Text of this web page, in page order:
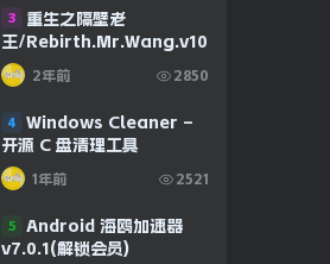
3
重生之隔壁老
王/Rebirth.Mr.Wang.v10032020
2年前 2850
4
Windows Cleaner –
开源 C 盘清理工具
1年前 2521
5
Android 海鸥加速器
v7.0.1(解锁会员)